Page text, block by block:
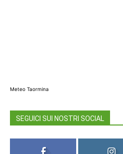
Meteo Taormina
SEGUICI SUI NOSTRI SOCIAL